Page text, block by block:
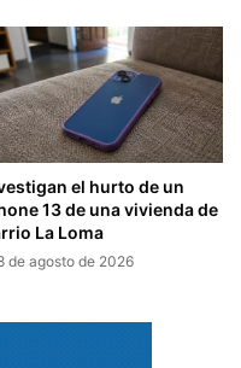
el hurto de un
13 de una vivienda de
La Loma
de agosto de 2026